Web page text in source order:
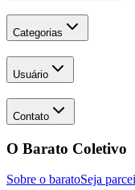
Categorias
Usuário
Contato
O Barato Coletivo
Sobre o baratoSeja